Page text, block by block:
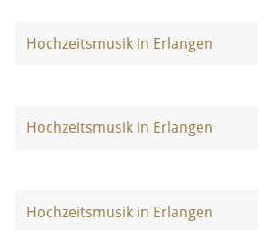
Hochzeitsmusik in Erlangen
Hochzeitsmusik in Erlangen
Hochzeitsmusik in Erlangen